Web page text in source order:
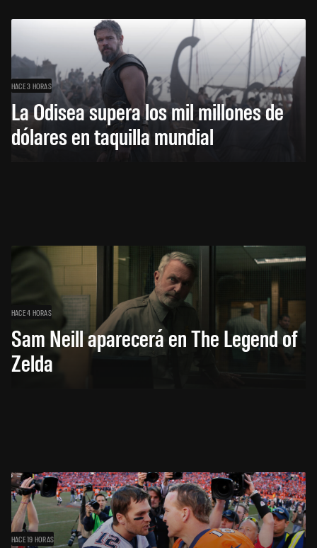
HACE 3 HORAS
La Odisea supera los mil millones de
dólares en taquilla mundial
HACE 4 HORAS
Sam Neill aparecerá en The Legend of
Zelda
HACE 19 HORAS